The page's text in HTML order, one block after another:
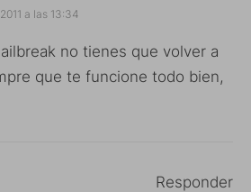
a las 13:34
no tienes que volver a
que te funcione todo bien,
Responder